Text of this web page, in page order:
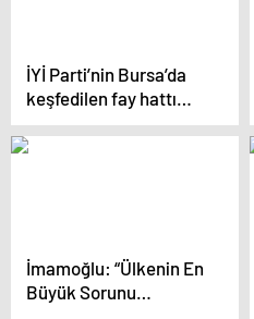
İYİ Parti’nin Bursa’da
keşfedilen fay hattı
araştırma önergesi
reddedildi
İmamoğlu: “Ülkenin En
Büyük Sorunu